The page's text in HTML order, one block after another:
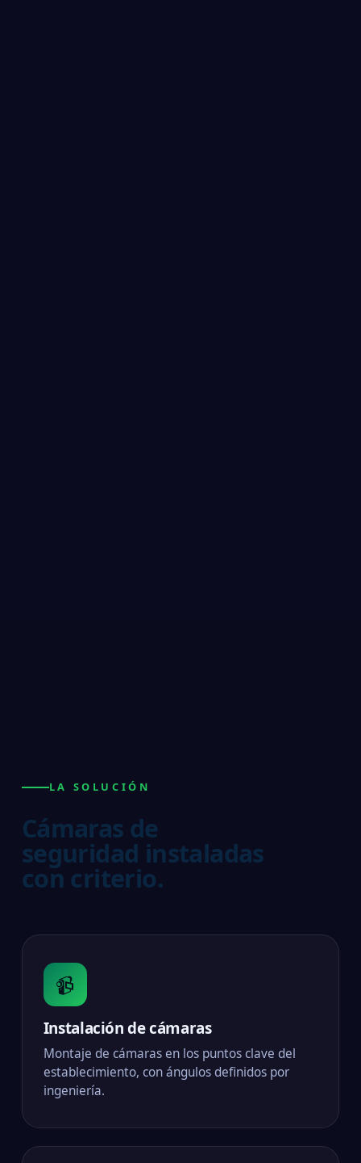
LA SOLUCIÓN
Cámaras de
seguridad instaladas
con criterio.
📹
Instalación de cámaras
Montaje de cámaras en los puntos clave del
establecimiento, con ángulos definidos por
ingeniería.